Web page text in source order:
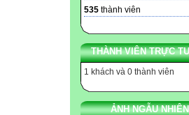
535 thành viên
THÀNH VIÊN TRỰC
1 khách và 0 thành viên
ẢNH NGẪU NHIÊN